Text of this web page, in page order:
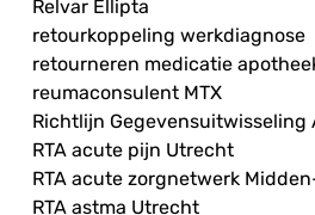
Relvar Ellipta
retourkoppeling werkdiagnose
retourneren medicatie
reumaconsulent MTX
Richtlijn Gegevensuitwisseling
RTA acute pijn Utrecht
RTA acute zorgnetwerk
RTA astma Utrecht